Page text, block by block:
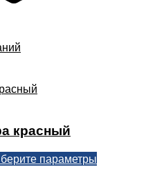
красный
параметры